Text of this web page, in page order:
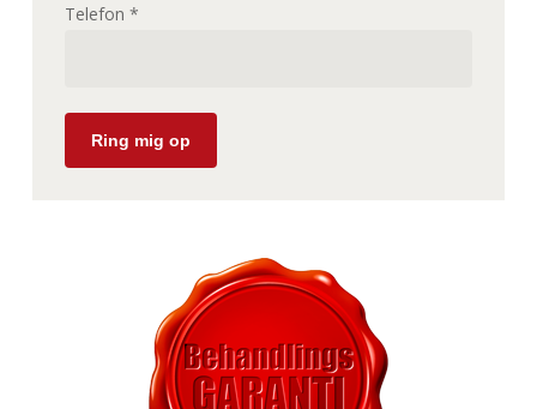
Telefon *